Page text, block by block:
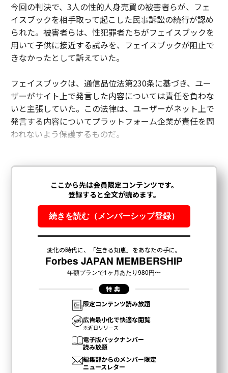
今回の判決で、3人の性的人身売買の被害者らが、フェ
イスブックを相手取って起こした民事訴訟の続行が認め
られた。被害者らは、性犯罪者たちがフェイスブックを
用いて子供に接近する試みを、フェイスブックが阻止で
きなかったとして訴えていた。
フェイスブックは、通信品位法第230条に基づき、ユー
ザーがサイト上で発言した内容については責任を負わな
いと主張していた。この法律は、ユーザーがネット上で
発言する内容についてプラットフォーム企業が責任を問
われないよう保護するものだ。